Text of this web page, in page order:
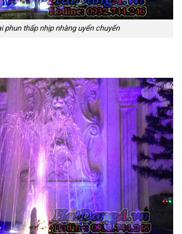
phun thấp nhịp nhàng uyển chuyển